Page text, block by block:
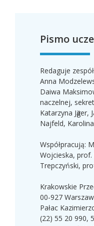
Pismo
Redaguje zespół
Anna
Daiwa
naczelnej,
Katarzyna Jӓger,
Najfeld,
Współpracują:
Wojcieska,
Trepczyński,
Krakowskie
00-927
Pałac
(22) 55 20 990,